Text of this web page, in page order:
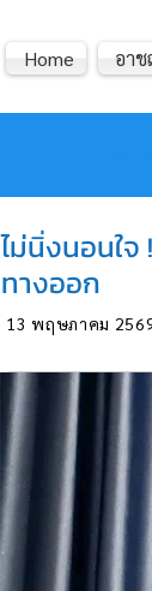
Home อา
ไม่นิ่งนอนใ
ทางออก
13 พฤษภาคม